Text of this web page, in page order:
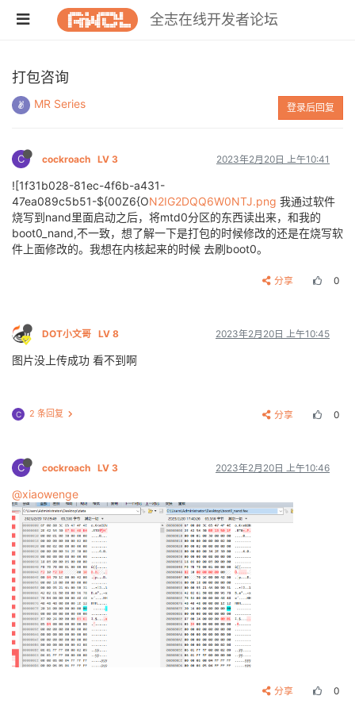
全志在线开发者论坛
打包咨询
MR Series 登录后回复
C cockroach LV 3 2023年2月20日 上午10:41
![1f31b028-81ec-4f6b-a431-
47ea089c5b51-${00Z6{ON2IG2DQQ6W0NTJ.png 我通过软件
烧写到nand里面启动之后，将mtd0分区的东西读出来，和我的
boot0_nand,不一致，想了解一下是打包的时候修改的还是在烧写软
件上面修改的。我想在内核起来的时候 去刷boot0。
分享 0
DOT小文哥 LV 8 2023年2月20日 上午10:45
图片没上传成功 看不到啊
C 2 条回复 分享 0
C cockroach LV 3 2023年2月20日 上午10:46
@xiaowenge
分享 0